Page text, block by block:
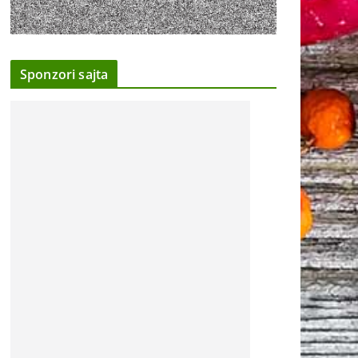
Sponzori sajta